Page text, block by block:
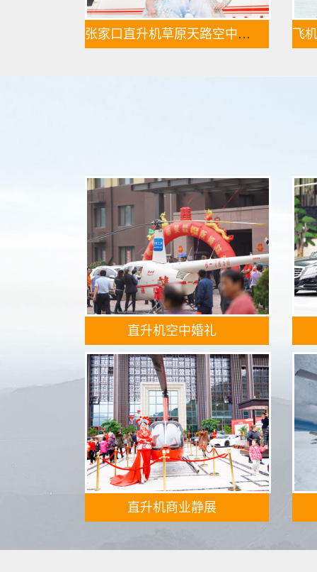
张家口直升机草原天路空中旅游正式开启
直升机空中婚礼
直升机商业静展